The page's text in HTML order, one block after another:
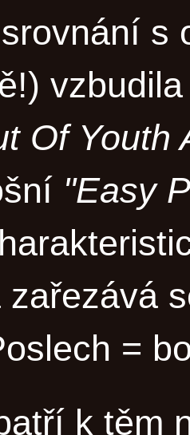
srovnání s
Of Youth
"Easy
zařezává
=
k těm